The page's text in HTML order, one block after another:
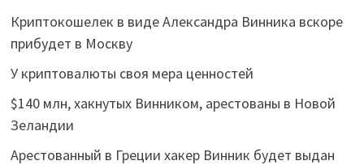
Криптокошелек в виде Александра Винника вскоре
прибудет в Москву
У криптовалюты своя мера ценностей
$140 млн, хакнутых Винником, арестованы в Новой
Зеландии
Арестованный в Греции хакер Винник будет выдан